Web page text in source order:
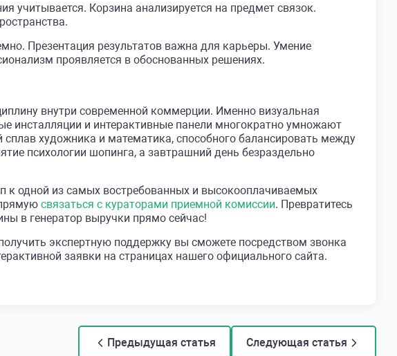
учитывается. Корзина анализируется на предмет связок.
Презентация результатов важна для карьеры. Умение
проявляется в обоснованных решениях.
внутри современной коммерции. Именно визуальная
инсталляции и интерактивные панели многократно умножают
художника и математика, способного балансировать между
психологии шопинга, а завтрашний день безраздельно
из самых востребованных и высокооплачиваемых
связаться с кураторами приемной комиссии. Превратитесь
в генератор выручки прямо сейчас!
экспертную поддержку вы сможете посредством звонка
заявки на страницах нашего официального сайта.
Предыдущая статья Следующая статья